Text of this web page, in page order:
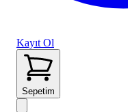
Kayıt Ol
Sepetim